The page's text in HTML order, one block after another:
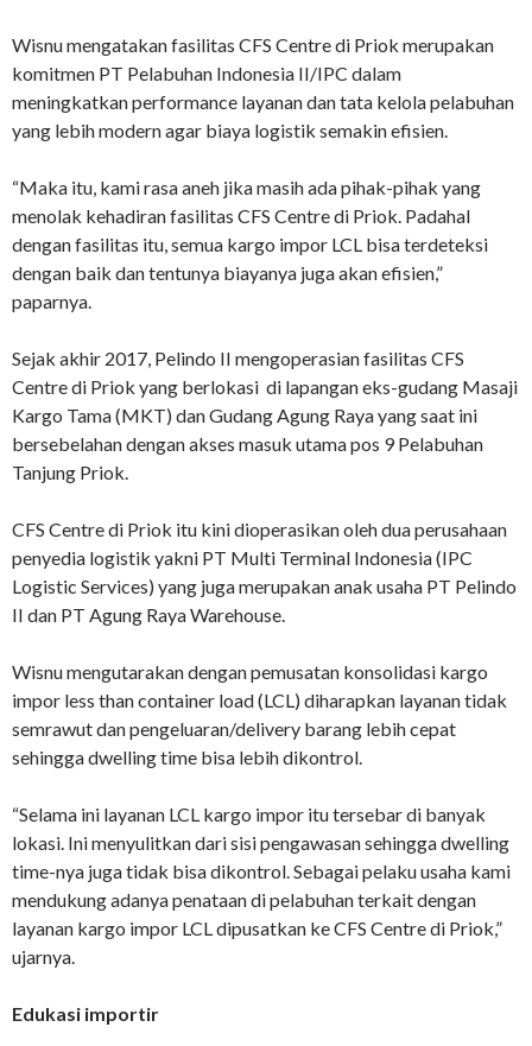
Wisnu mengatakan fasilitas CFS Centre di Priok merupakan
komitmen PT Pelabuhan Indonesia II/IPC dalam
meningkatkan performance layanan dan tata kelola pelabuhan
yang lebih modern agar biaya logistik semakin efisien.
“Maka itu, kami rasa aneh jika masih ada pihak-pihak yang
menolak kehadiran fasilitas CFS Centre di Priok. Padahal
dengan fasilitas itu, semua kargo impor LCL bisa terdeteksi
dengan baik dan tentunya biayanya juga akan efisien,”
paparnya.
Sejak akhir 2017, Pelindo II mengoperasian fasilitas CFS
Centre di Priok yang berlokasi di lapangan eks-gudang Masaji
Kargo Tama (MKT) dan Gudang Agung Raya yang saat ini
bersebelahan dengan akses masuk utama pos 9 Pelabuhan
Tanjung Priok.
CFS Centre di Priok itu kini dioperasikan oleh dua perusahaan
penyedia logistik yakni PT Multi Terminal Indonesia (IPC
Logistic Services) yang juga merupakan anak usaha PT Pelindo
II dan PT Agung Raya Warehouse.
Wisnu mengutarakan dengan pemusatan konsolidasi kargo
impor less than container load (LCL) diharapkan layanan tidak
semrawut dan pengeluaran/delivery barang lebih cepat
sehingga dwelling time bisa lebih dikontrol.
“Selama ini layanan LCL kargo impor itu tersebar di banyak
lokasi. Ini menyulitkan dari sisi pengawasan sehingga dwelling
time-nya juga tidak bisa dikontrol. Sebagai pelaku usaha kami
mendukung adanya penataan di pelabuhan terkait dengan
layanan kargo impor LCL dipusatkan ke CFS Centre di Priok,”
ujarnya.
Edukasi importir